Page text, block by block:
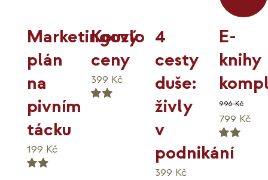
Marketingový
plán
na
pivním
tácku
199 Kč
Kouzlo
ceny
399 Kč
4
cesty
duše:
živly
v
podnikání
399 Kč
E-
knihy
Hodnocení
5.00
996Kč
Původní
cena
byla:
799 Kč